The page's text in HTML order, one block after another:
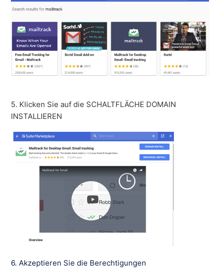
5. Klicken Sie auf die SCHALTFLÄCHE DOMAIN
INSTALLIEREN
6. Akzeptieren Sie die Berechtigungen